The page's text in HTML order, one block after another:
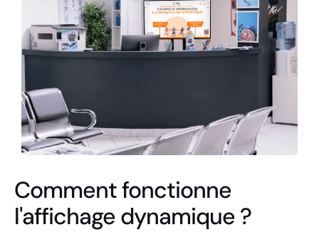
Comment fonctionne
l'affichage dynamique ?